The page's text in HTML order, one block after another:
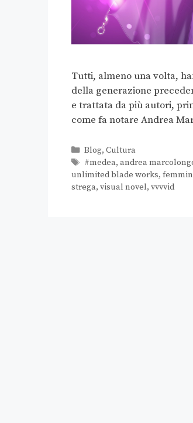
Tutti, almeno una volta,
della generazione
e trattata da più autori,
come fa notare Andrea
Blog, Cultura
#medea, andrea
unlimited blade works,
strega, visual novel, vvvvid